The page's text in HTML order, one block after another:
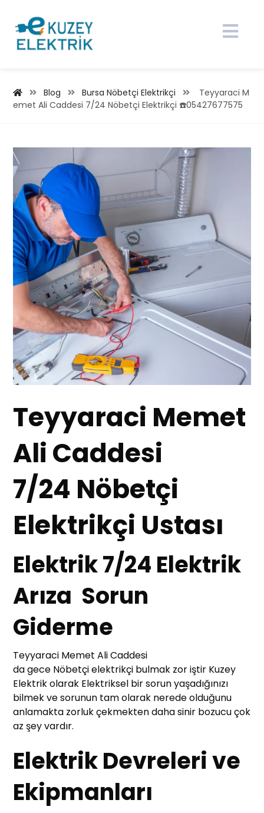
Blog Bursa Nöbetçi Elektrikçi
Teyyaraci M
emet Ali Caddesi 7/24 Nöbetçi Elektrikçi ☎️05427677575
Teyyaraci Memet
Ali Caddesi
7/24 Nöbetçi
Elektrikçi Ustası
Elektrik 7/24 Elektrik
Arıza Sorun
Giderme
Teyyaraci Memet Ali Caddesi
da gece Nöbetçi elektrikçi bulmak zor iştir Kuzey
Elektrik olarak Elektriksel bir sorun yaşadığınızı
bilmek ve sorunun tam olarak nerede olduğunu
anlamakta zorluk çekmekten daha sinir bozucu çok
az şey vardır.
Elektrik Devreleri ve
Ekipmanları